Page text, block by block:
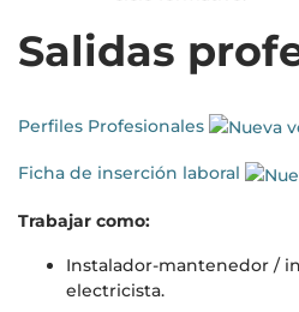
Salidas
Perfiles Profesionales
Ficha de inserción laboral
Trabajar como:
Instalador-mantenedor /
electricista.